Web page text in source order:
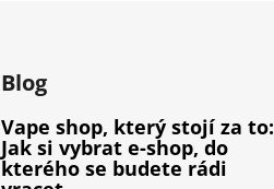
Blog
Vape shop, který stojí za to:
Jak si vybrat e-shop, do
kterého se budete rádi